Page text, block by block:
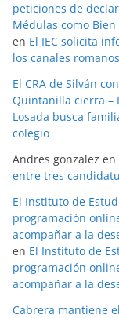
peticiones de
Médulas como
en El IEC solicita
los canales romanos
El CRA de Silván
Quintanilla cierra –
Losada busca
colegio
Andres gonzalez en
entre tres
El Instituto de
programación
acompañar a la
en El Instituto de
programación
acompañar a la
Cabrera mantiene